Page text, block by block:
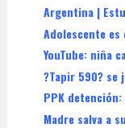
Argentina |
Adolescente
YouTube: niña
?Tapir 590? se
PPK
Madre salva a